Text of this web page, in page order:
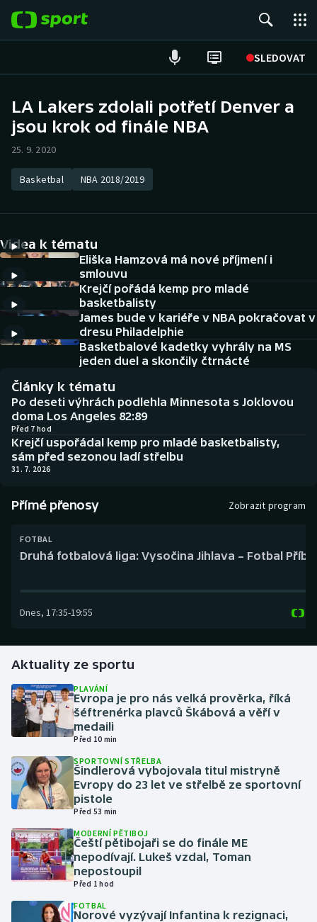
SLEDOVAT
Hokej
Atletika
DALŠÍ SPORTY
Americký fotbal
Baseball a softbal
Biatlon
Boby a skeleton
Box
Curling
Gymnastika
Házená
Jezdectví
Judo
Krasobruslení
Lezení
Lyže a snowboard
Moderní pětiboj
NEPŘEHLÉDNĚTE
Historické návraty
Aplikace ČT sport
AZ kvíz
LA Lakers zdolali potřetí Denver a
jsou krok od finále NBA
25. 9. 2020
Basketbal NBA 2018/2019
Videa k tématu
Eliška Hamzová má nové příjmení i
smlouvu
Krejčí pořádá kemp pro mladé
basketbalisty
James bude v kariéře v NBA pokračovat v
dresu Philadelphie
Basketbalové kadetky vyhrály na MS
jeden duel a skončily čtrnácté
Články k tématu
Po deseti výhrách podlehla Minnesota s Joklovou
doma Los Angeles 82:89
Před 7 hod
Krejčí uspořádal kemp pro mladé basketbalisty,
sám před sezonou ladí střelbu
31. 7. 2026
Přímé přenosy Zobrazit program
FOTBAL
Druhá fotbalová liga: Vysočina Jihlava – Fotbal
Dnes, 17:35-19:55
Aktuality ze sportu
PLAVÁNÍ
Evropa je pro nás velká prověrka, říká
šéftrenérka plavců Škábová a věří v
medaili
Před 10 min
SPORTOVNÍ STŘELBA
Šindlerová vybojovala titul mistryně
Evropy do 23 let ve střelbě ze sportovní
pistole
Před 53 min
MODERNÍ PĚTIBOJ
Čeští pětibojaři se do finále ME
nepodívají. Lukeš vzdal, Toman
nepostoupil
Před 1 hod
FOTBAL
Norové vyzývají Infantina k rezignaci,